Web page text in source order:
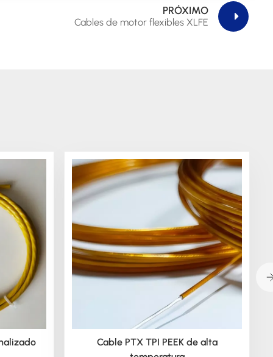
PRÓXIMO
Cables de motor flexibles XLFE
Cable PTX TPI PEEK de alta